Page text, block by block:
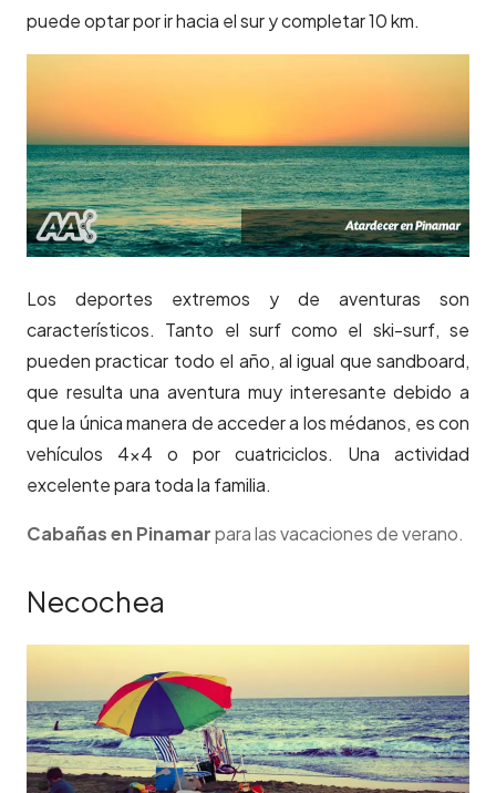
puede optar por ir hacia el sur y completar 10 km.
Los deportes extremos y de aventuras son
característicos. Tanto el surf como el ski-surf, se
pueden practicar todo el año, al igual que sandboard,
que resulta una aventura muy interesante debido a
que la única manera de acceder a los médanos, es con
vehículos 4×4 o por cuatriciclos. Una actividad
excelente para toda la familia.
Cabañas en Pinamarpara las vacaciones de verano.
Necochea